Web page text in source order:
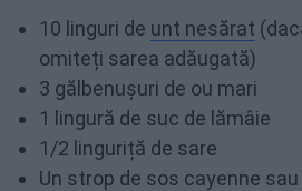
10 linguri de unt nesărat
omiteți sarea adăugată)
3 gălbenușuri de ou mari
1 lingură de suc de lămâie
1/2 linguriță de sare
Un strop de sos cayenne